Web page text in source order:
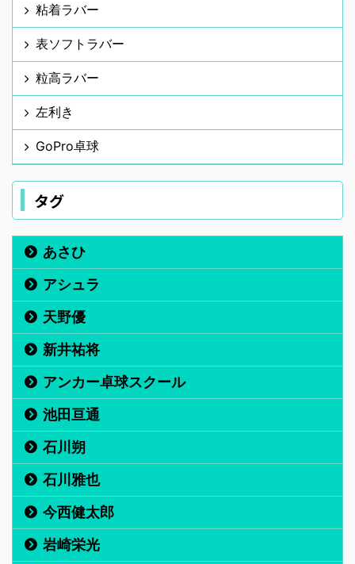
粘着ラバー
表ソフトラバー
粒高ラバー
左利き
GoPro卓球
タグ
あさひ
アシュラ
天野優
新井祐将
アンカー卓球スクール
池田亘通
石川朔
石川雅也
今西健太郎
岩崎栄光